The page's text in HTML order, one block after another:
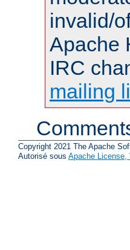
invalid/
Apache
IRC
mailing
Copyright 2021 The Apache
Autorisé sous Apache License,